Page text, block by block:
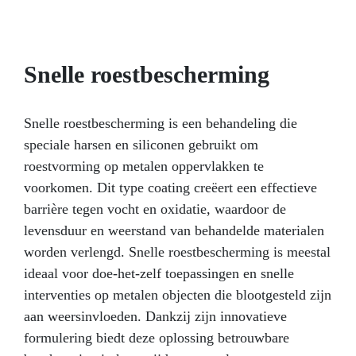
ideeën moeiteloos tot leven.
Levendige
verbeelding schitteren in elk ontwerp.
Voorbij grenzen – dankzij de hoge Shore A-
hardheid maakt POLYFORM snel prototypen
mogelijk in modelbouw en automatisering. Jouw
geheim voor uitzonderlijke precisie.
Veelzijdige toepassingen – van gietmodellen die
slijtvast moeten zijn, tot negatieven, moulding
en zelfs thermoformage: POLYFORM is jouw
veelzijdige oplossing.
Veilig en betrouwbaar
– met huidvriendelijke certificering garandeert
POLYFORM dat jouw creaties net zo veilig in
gebruik zijn als innovatief.
Vragen? Omdat
wij rechtstreeks fabrikant zijn, bieden wij
professionele ondersteuning: voor alle vragen
Snelle roestbescherming
Snelle roestbescherming is een behandeling die
speciale harsen en siliconen gebruikt om
roestvorming op metalen oppervlakken te
voorkomen. Dit type coating creëert een effectieve
barrière tegen vocht en oxidatie, waardoor de
levensduur en weerstand van behandelde materialen
worden verlengd. Snelle roestbescherming is meestal
ideaal voor doe-het-zelf toepassingen en snelle
interventies op metalen objecten die blootgesteld zijn
aan weersinvloeden. Dankzij zijn innovatieve
formulering biedt deze oplossing betrouwbare